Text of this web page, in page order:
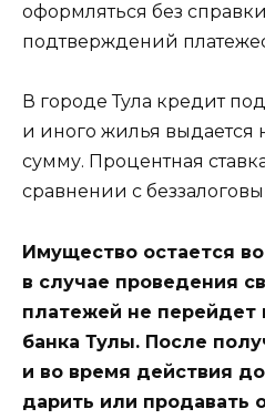
оформляться без
подтверждений
В городе Тула кредит
и иного жилья выдается
сумму. Процентная
сравнении с
Имущество остается
в случае проведения
платежей не перейдет
банка Тулы. После
и во время действия
дарить или продавать